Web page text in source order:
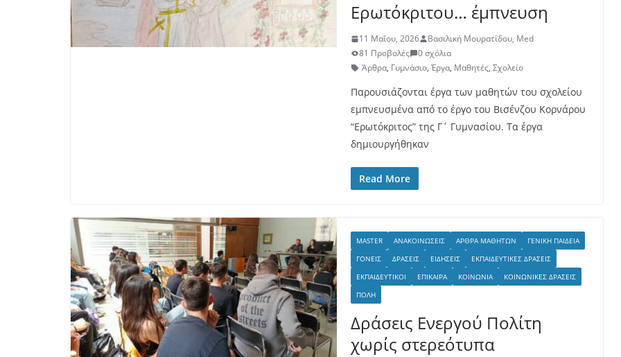
Ερωτόκριτου… έμπνευση
11 Μαΐου, 2026
Βασιλική Μουρατίδου, Med
81 Προβολές
0 σχόλια
Άρθρα, Γυμνάσιο, Έργα, Μαθητές, Σχολείο
Παρουσιάζονται έργα των μαθητών του σχολείου
εμπνευσμένα από το έργο του Βισένζου Κορνάρου
“Ερωτόκριτος” της Γ΄ Γυμνασίου. Τα έργα
δημιουργήθηκαν
Read More
MASTER ΑΝΑΚΟΙΝΏΣΕΙΣ ΆΡΘΡΑ ΜΑΘΗΤΏΝ
ΓΕΝΙΚΉ ΠΑΙΔΕΊΑ
ΓΟΝΕΊΣ
ΔΡΆΣΕΙΣ ΕΙΔΉΣΕΙΣ
ΕΚΠΑΙΔΕΥΤΙΚΈΣ ΔΡΆΣΕΙΣ
ΕΚΠΑΙΔΕΥΤΙΚΟΊ
ΕΠΊΚΑΙΡΑ ΚΟΙΝΩΝΊΑ
ΚΟΙΝΩΝΙΚΈΣ ΔΡΆΣΕΙΣ
ΠΌΛΗ
Δράσεις Ενεργού Πολίτη
χωρίς στερεότυπα